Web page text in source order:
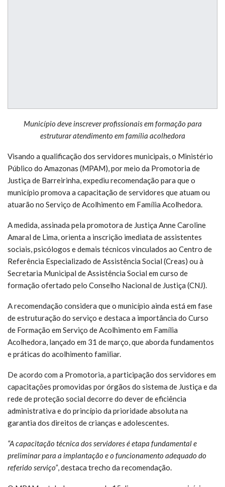
Município deve inscrever profissionais em formação para
estruturar atendimento em família acolhedora
Visando a qualificação dos servidores municipais, o Ministério
Público do Amazonas (MPAM), por meio da Promotoria de
Justiça de Barreirinha, expediu recomendação para que o
município promova a capacitação de servidores que atuam ou
atuarão no Serviço de Acolhimento em Família Acolhedora.
A medida, assinada pela promotora de Justiça Anne Caroline
Amaral de Lima, orienta a inscrição imediata de assistentes
sociais, psicólogos e demais técnicos vinculados ao Centro de
Referência Especializado de Assistência Social (Creas) ou à
Secretaria Municipal de Assistência Social em curso de
formação ofertado pelo Conselho Nacional de Justiça (CNJ).
A recomendação considera que o município ainda está em fase
de estruturação do serviço e destaca a importância do Curso
de Formação em Serviço de Acolhimento em Família
Acolhedora, lançado em 31 de março, que aborda fundamentos
e práticas do acolhimento familiar.
De acordo com a Promotoria, a participação dos servidores em
capacitações promovidas por órgãos do sistema de Justiça e da
rede de proteção social decorre do dever de eficiência
administrativa e do princípio da prioridade absoluta na
garantia dos direitos de crianças e adolescentes.
“A capacitação técnica dos servidores é etapa fundamental e
preliminar para a implantação e o funcionamento adequado do
referido serviço”, destaca trecho da recomendação.